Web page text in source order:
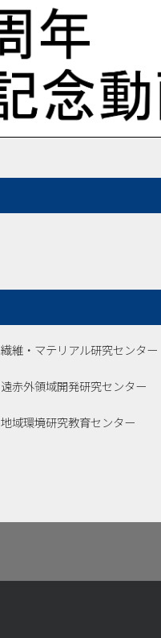
繊維・マテリアル研究センター
遠赤外領域開発研究センター
地域環境研究教育センター